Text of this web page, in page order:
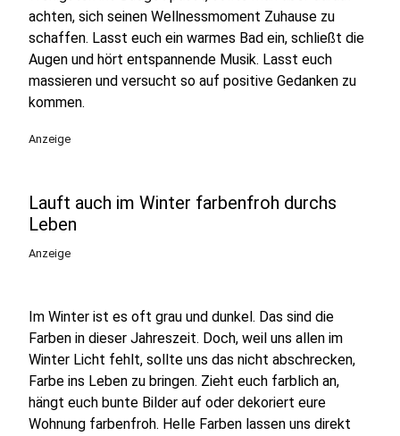
achten, sich seinen Wellnessmoment Zuhause zu
schaffen. Lasst euch ein warmes Bad ein, schließt die
Augen und hört entspannende Musik. Lasst euch
massieren und versucht so auf positive Gedanken zu
kommen.
Anzeige
Lauft auch im Winter farbenfroh durchs
Leben
Anzeige
Im Winter ist es oft grau und dunkel. Das sind die
Farben in dieser Jahreszeit. Doch, weil uns allen im
Winter Licht fehlt, sollte uns das nicht abschrecken,
Farbe ins Leben zu bringen. Zieht euch farblich an,
hängt euch bunte Bilder auf oder dekoriert eure
Wohnung farbenfroh. Helle Farben lassen uns direkt